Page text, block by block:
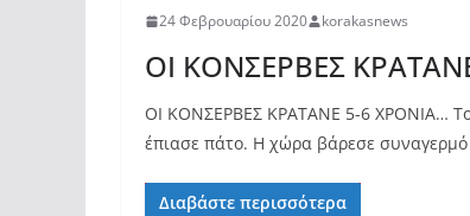
24 Φεβρουαρίου 2020 korakasnews
ΟΙ ΚΟΝΣΕΡΒΕΣ
ΟΙ ΚΟΝΣΕΡΒΕΣ ΚΡΑΤΑΝΕ 5-6 ΧΡΟΝΙΑ…
έπιασε πάτο. Η χώρα βάρεσε συναγερμό
Διαβάστε περισσότερα